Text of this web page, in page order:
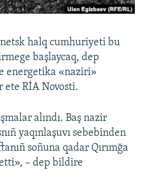
halq cumhuriyeti bu
başlaycaq, dep
energetika «naziri»
ete RİA Novosti.
alındı. Baş nazir
yaqınlaşuvı sebebinden
soñuna qadar Qırımğa
– dep bildire